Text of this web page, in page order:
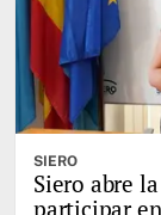
SIERO
Siero abre
participar